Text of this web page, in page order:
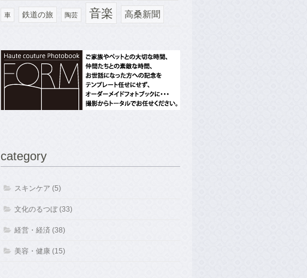
車 鉄道の旅 陶芸 音楽 高桑新聞
category
スキンケア (5)
文化のるつぼ (33)
経営・経済 (38)
美容・健康 (15)